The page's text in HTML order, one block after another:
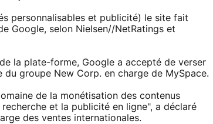
personnalisables et publicité) le site fait
Google, selon Nielsen//NetRatings et
la plate-forme, Google a accepté de verser
groupe New Corp. en charge de MySpace.
de la monétisation des contenus
et la publicité en ligne", a déclaré
des ventes internationales.